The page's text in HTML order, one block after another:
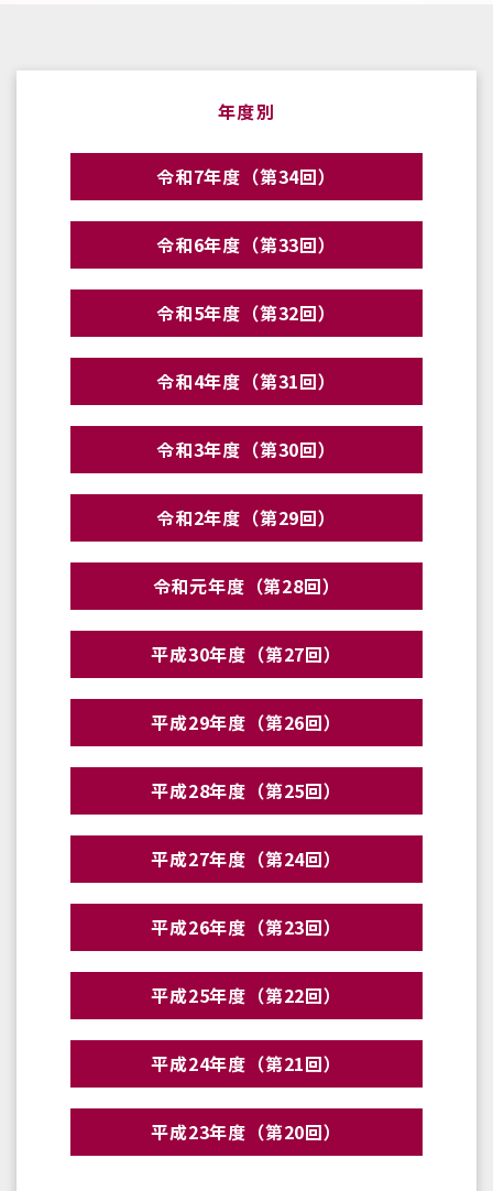
年度別
令和7年度（第34回）
令和6年度（第33回）
令和5年度（第32回）
令和4年度（第31回）
令和3年度（第30回）
令和2年度（第29回）
令和元年度（第28回）
平成30年度（第27回）
平成29年度（第26回）
平成28年度（第25回）
平成27年度（第24回）
平成26年度（第23回）
平成25年度（第22回）
平成24年度（第21回）
平成23年度（第20回）